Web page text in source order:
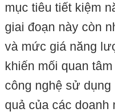
mục tiêu tiết kiệm
giai đoạn này còn
và mức giá năng
khiến mối quan
công nghệ sử
quả của các doanh